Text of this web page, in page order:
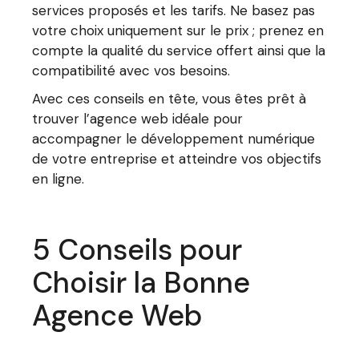
services proposés et les tarifs. Ne basez pas
votre choix uniquement sur le prix ; prenez en
compte la qualité du service offert ainsi que la
compatibilité avec vos besoins.
Avec ces conseils en tête, vous êtes prêt à
trouver l’agence web idéale pour
accompagner le développement numérique
de votre entreprise et atteindre vos objectifs
en ligne.
5 Conseils pour
Choisir la Bonne
Agence Web